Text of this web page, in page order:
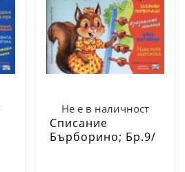
Не е в наличност
Списание
Бърборино; Бр.9/